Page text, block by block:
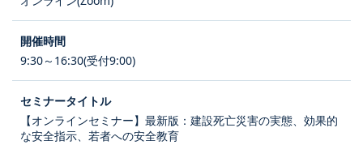
9:30～16:30(受付9:00)
【オンラインセミナー】最新版：建設死亡災害の実態、効果的
な安全指示、若者への安全教育